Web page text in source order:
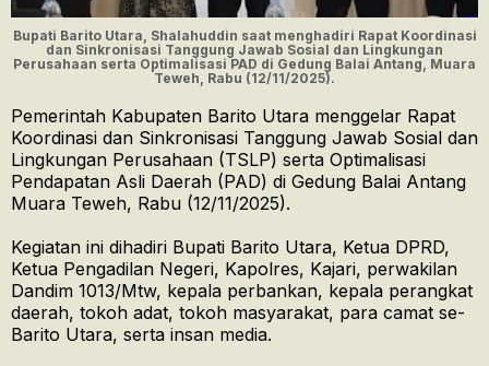
Bupati Barito Utara, Shalahuddin saat menghadiri Rapat Koordinasi
dan Sinkronisasi Tanggung Jawab Sosial dan Lingkungan
Perusahaan serta Optimalisasi PAD di Gedung Balai Antang, Muara
Teweh, Rabu (12/11/2025).
Pemerintah Kabupaten Barito Utara menggelar Rapat
Koordinasi dan Sinkronisasi Tanggung Jawab Sosial dan
Lingkungan Perusahaan (TSLP) serta Optimalisasi
Pendapatan Asli Daerah (PAD) di Gedung Balai Antang
Muara Teweh, Rabu (12/11/2025).
Kegiatan ini dihadiri Bupati Barito Utara, Ketua DPRD,
Ketua Pengadilan Negeri, Kapolres, Kajari, perwakilan
Dandim 1013/Mtw, kepala perbankan, kepala perangkat
daerah, tokoh adat, tokoh masyarakat, para camat se-
Barito Utara, serta insan media.